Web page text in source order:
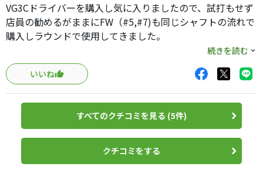
VG3Cドライバーを購入し気に入りましたので、試打もせず
店員の勧めるがままにFW（#5,#7)も同じシャフトの流れで
購入しラウンドで使用してきました。
安心してアドレスできること、振ったフィーリングがドラ
イバーと同じであること、そして球の飛び様も私のイメー
ジしている軽いドローであること、頑張らなくても想定し
た飛距離が出ることなど、私にとって楽に使えるクラブで
す。ヘッドの打感については、まあ80点と言ったところで
しょうか。本当はもっとバシッというのが好きなのです
が、ヘッドスピードが落ちてきたので仕方ないかもしれま
せん。コースで結果が良ければ、そんなことは気になるレ
続きを読む
いいね
すべてのクチコミを見る (5件)
クチコミをする